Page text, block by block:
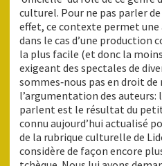
culturel. Pour ne pas parler de
effet, ce contexte permet
dans le cas d’une
la plus facile (et donc la
exigeant des spectales de
sommes‑nous pas en droit
l’argumentation des
parlent est le résultat du
connu aujourd’hui actualisé
de la rubrique culturelle de
considère de façon encore